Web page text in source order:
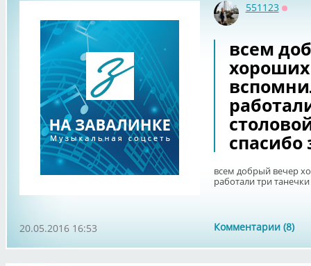
551123
всем
спасибо
всем добрый вечер
работали три
Комментарии (8)
20.05.2016 16:53